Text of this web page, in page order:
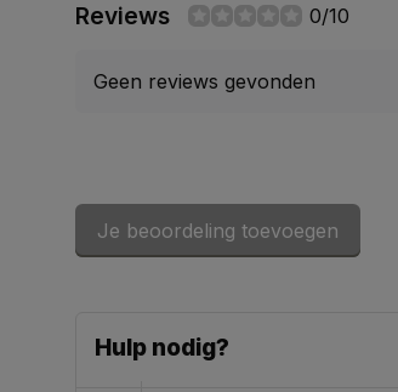
Reviews 0/10
Geen reviews gevonden
Je beoordeling toevoegen
Hulp nodig?